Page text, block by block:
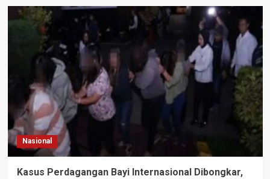
Terungkap,
Pendiri
Ponpes
Pati
Diduga
Cabuli
Korban
Berkali-
kali
Selama
4
Tahun
Nasional
Kasus Perdagangan Bayi Internasional Dibongkar,